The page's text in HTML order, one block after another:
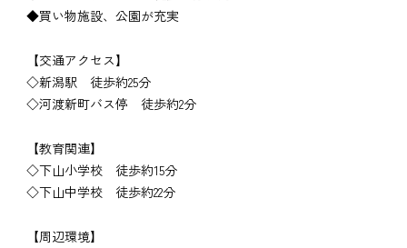
◆買い物施設、公園が充実
【交通アクセス】
◇新潟駅 徒歩約25分
◇河渡新町バス停 徒歩約2分
【教育関連】
◇下山小学校 徒歩約15分
◇下山中学校 徒歩約22分
【周辺環境】